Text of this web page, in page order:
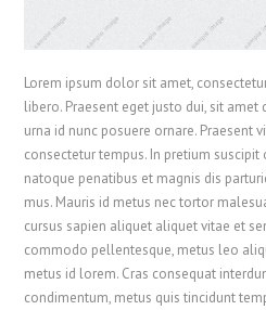
Lorem ipsum dolor sit amet,
libero. Praesent eget justo dui, sit amet
urna id nunc posuere ornare. Praesent
consectetur tempus. In pretium
natoque penatibus et magnis dis
mus. Mauris id metus nec tortor
cursus sapien aliquet aliquet vitae et
commodo pellentesque, metus leo
metus id lorem. Cras consequat
condimentum, metus quis tincidunt